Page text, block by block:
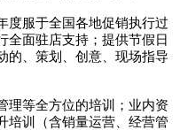
度服于全国各地促销执行过
全面驻店支持；提供节假日
的、策划、创意、现场指导
理等全方位的培训；业内资
培训（含销量运营、经营管